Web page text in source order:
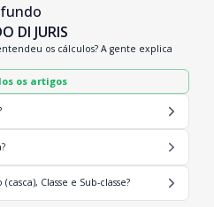
DI JURIS
os cálculos? A gente explica
os artigos
Classe e Sub-classe?